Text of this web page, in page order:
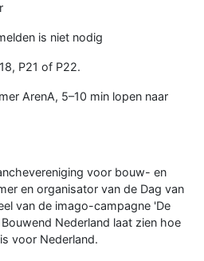
is niet nodig
P21 of P22.
ArenA, 5–10 min lopen naar
voor bouw- en
en organisator van de Dag van
van de imago-campagne 'De
Nederland laat zien hoe
voor Nederland.